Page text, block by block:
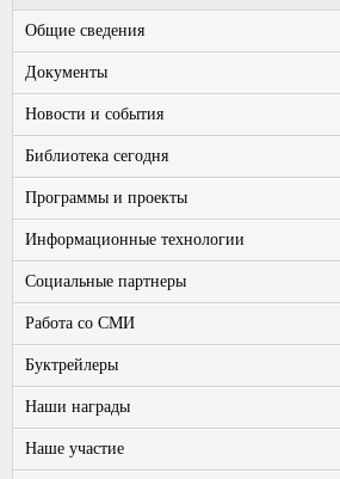
Общие сведения
Документы
Новости и события
Библиотека сегодня
Программы и проекты
Информационные технологии
Социальные партнеры
Работа со СМИ
Буктрейлеры
Наши награды
Наше участие